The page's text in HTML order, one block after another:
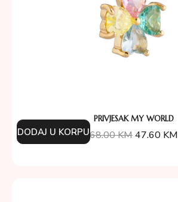
PRIVJESAK MY WORLD
68.00KM47.60 KM
DODAJ U KORPU